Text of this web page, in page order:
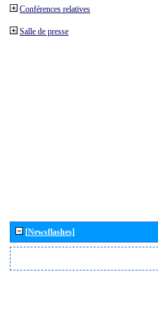
Conférences relatives
Salle de presse
[Newsflashes]